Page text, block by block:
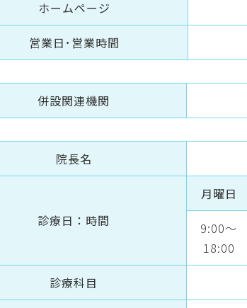
ホームページ
営業日･営業時間
併設関連機関
院長名
診療日：時間
月曜日
9:00～
18:00
診療科目